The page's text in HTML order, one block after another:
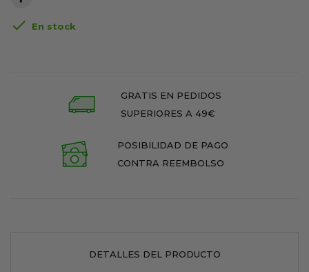
 En stock
GRATIS EN PEDIDOS
SUPERIORES A 49€
POSIBILIDAD DE PAGO
CONTRA REEMBOLSO
DETALLES DEL PRODUCTO